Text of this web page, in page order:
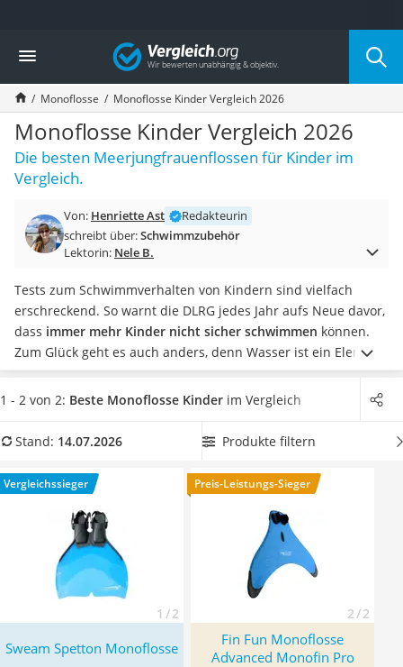
Die beliebtesten Vergleiche nach Kategorie
Freizeit & Sport
Gartentrampolin
Trampolin
Metalldetektor
Eufab-Fahrradträger
Trampolin 366 cm
Fahrradschloss
Futterboot
Air Bike
Trekkingschuhe Herren
Reisetasche mit Rollen
Klimmzugstation
Koffer
Nachtsichtgerät
Faltschloss
Vibrationsplatte
Sicherheitsweste Reiten
Service
Vergleich
Monoflosse Monoflosse Kinder Vergleich 2026
Monoflosse Kinder Vergleich 2026
Die besten Meerjungfrauenflossen für Kinder im
Vergleich.
Von: Henriette Ast
Redakteurin
schreibt über:Schwimmzubehör
Lektorin: Nele B.
Tests zum Schwimmverhalten von Kindern sind vielfach
erschreckend. So warnt die DLRG jedes Jahr aufs Neue davor,
dass immer mehr Kinder nicht sicher schwimmen können.
Zum Glück geht es auch anders, denn Wasser ist ein Element,
in dem sich viel ausprobieren lässt. Wählen Sie jetzt eine
Monoflosse für Kinderaus unserem Vergleich aus, die sich
etwas anderen Schwimmvergnügen mit dem passenden
Wege. Überzeugt hat uns hier im Juli 2026 besonders das
ModellSweam Spetton Monoflosse* mit seinen
Eigenschaften.
1 - 2 von 2: Beste Monoflosse Kinder im Vergleich
Stand: 14.07.2026 Produkte filtern
Vergleichssieger
1 / 2
Preis-Leistungs-Sieger
2 / 2
Sweam Spetton Monoflosse
Fin Fun Monoflosse
Advanced Monofin Pro